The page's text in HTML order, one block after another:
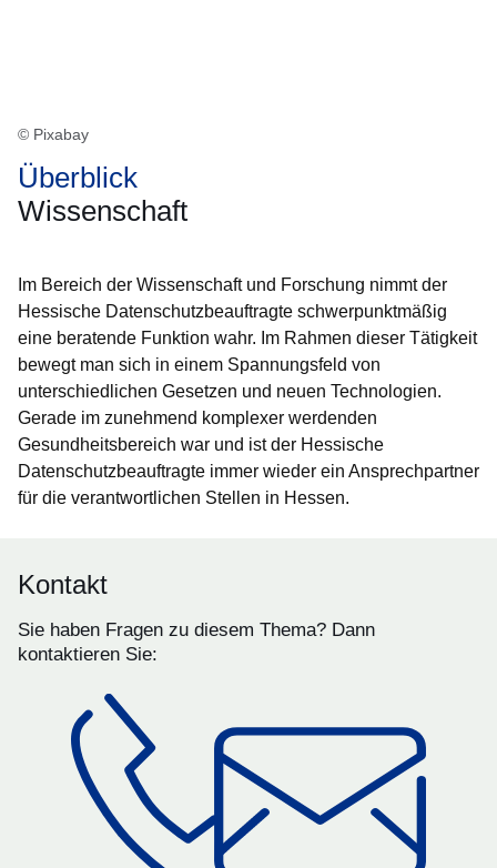
© Pixabay
Überblick
Wissenschaft
Im Bereich der Wissenschaft und Forschung nimmt der
Hessische Datenschutzbeauftragte schwerpunktmäßig
eine beratende Funktion wahr. Im Rahmen dieser Tätigkeit
bewegt man sich in einem Spannungsfeld von
unterschiedlichen Gesetzen und neuen Technologien.
Gerade im zunehmend komplexer werdenden
Gesundheitsbereich war und ist der Hessische
Datenschutzbeauftragte immer wieder ein Ansprechpartner
für die verantwortlichen Stellen in Hessen.
Kontakt
Sie haben Fragen zu diesem Thema? Dann
kontaktieren Sie: